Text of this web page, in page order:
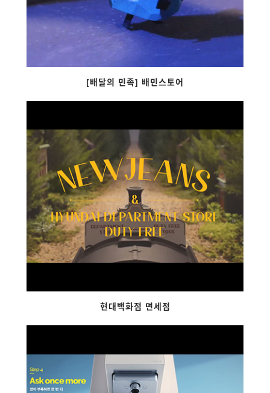
[배달의 민족] 배민스토어
현대백화점 면세점